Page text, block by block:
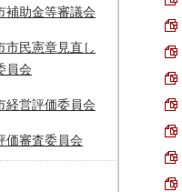
補助金等審議会
市民憲章見直し
員会
経営評価委員会
価審査委員会